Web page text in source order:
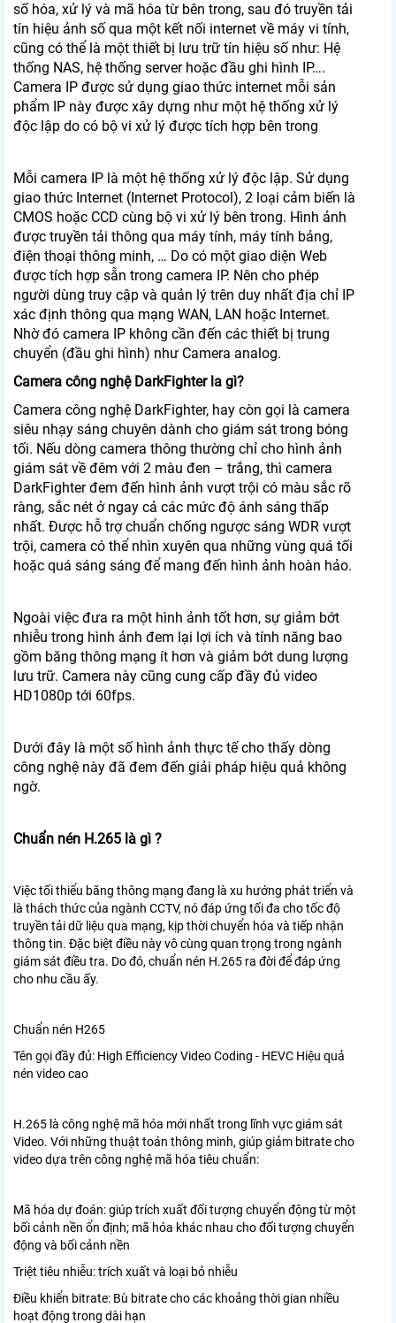
số hóa, xử lý và mã hóa từ bên trong, sau đó truyền tải
tín hiệu ảnh số qua một kết nối internet về máy vi tính,
cũng có thể là một thiết bị lưu trữ tín hiệu số như: Hệ
thống NAS, hệ thống server hoặc đầu ghi hình IP….
Camera IP được sử dụng giao thức internet mỗi sản
phẩm IP này được xây dựng như một hệ thống xử lý
độc lập do có bộ vi xử lý được tích hợp bên trong
Mỗi camera IP là một hệ thống xử lý độc lập. Sử dụng
giao thức Internet (Internet Protocol), 2 loại cảm biến là
CMOS hoặc CCD cùng bộ vi xử lý bên trong. Hình ảnh
được truyền tải thông qua máy tính, máy tính bảng,
điện thoại thông minh, … Do có một giao diện Web
được tích hợp sẵn trong camera IP. Nên cho phép
người dùng truy cập và quản lý trên duy nhất địa chỉ IP
xác định thông qua mạng WAN, LAN hoặc Internet.
Nhờ đó camera IP không cần đến các thiết bị trung
chuyển (đầu ghi hình) như Camera analog.
Camera công nghệ DarkFighter la gì?
Camera công nghệ DarkFighter, hay còn gọi là camera
siêu nhạy sáng chuyên dành cho giám sát trong bóng
tối. Nếu dòng camera thông thường chỉ cho hình ảnh
giám sát về đêm với 2 màu đen – trắng, thì camera
DarkFighter đem đến hình ảnh vượt trội có màu sắc rõ
ràng, sắc nét ở ngay cả các mức độ ánh sáng thấp
nhất. Được hỗ trợ chuẩn chống ngược sáng WDR vượt
trội, camera có thể nhìn xuyên qua những vùng quá tối
hoặc quá sáng sáng để mang đến hình ảnh hoàn hảo.
Ngoài việc đưa ra một hình ảnh tốt hơn, sự giảm bớt
nhiễu trong hình ảnh đem lại lợi ích và tính năng bao
gồm băng thông mạng ít hơn và giảm bớt dung lượng
lưu trữ. Camera này cũng cung cấp đầy đủ video
HD1080p tới 60fps.
Dưới đây là một số hình ảnh thực tế cho thấy dòng
công nghệ này đã đem đến giải pháp hiệu quả không
ngờ.
Chuẩn nén H.265 là gì ?
Việc tối thiểu băng thông mạng đang là xu hướng phát triển và
là thách thức của ngành CCTV, nó đáp ứng tối đa cho tốc độ
truyền tải dữ liệu qua mạng, kịp thời chuyển hóa và tiếp nhận
thông tin. Đặc biệt điều này vô cùng quan trọng trong ngành
giám sát điều tra. Do đó, chuẩn nén H.265 ra đời để đáp ứng
cho nhu cầu ấy.
Chuẩn nén H265
Tên gọi đầy đủ: High Efficiency Video Coding - HEVC Hiệu quả
nén video cao
H.265 là công nghệ mã hóa mới nhất trong lĩnh vực giám sát
Video. Với những thuật toán thông minh, giúp giảm bitrate cho
video dựa trên công nghệ mã hóa tiêu chuẩn:
Mã hóa dự đoán: giúp trích xuất đối tượng chuyển động từ một
bối cảnh nền ổn định; mã hóa khác nhau cho đối tượng chuyển
động và bối cảnh nền
Triệt tiêu nhiễu: trích xuất và loại bỏ nhiễu
Điều khiển bitrate: Bù bitrate cho các khoảng thời gian nhiều
hoạt động trong dài hạn